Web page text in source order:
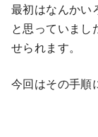
最初はなんかい
と思っていまし
せられます。
今回はその手順